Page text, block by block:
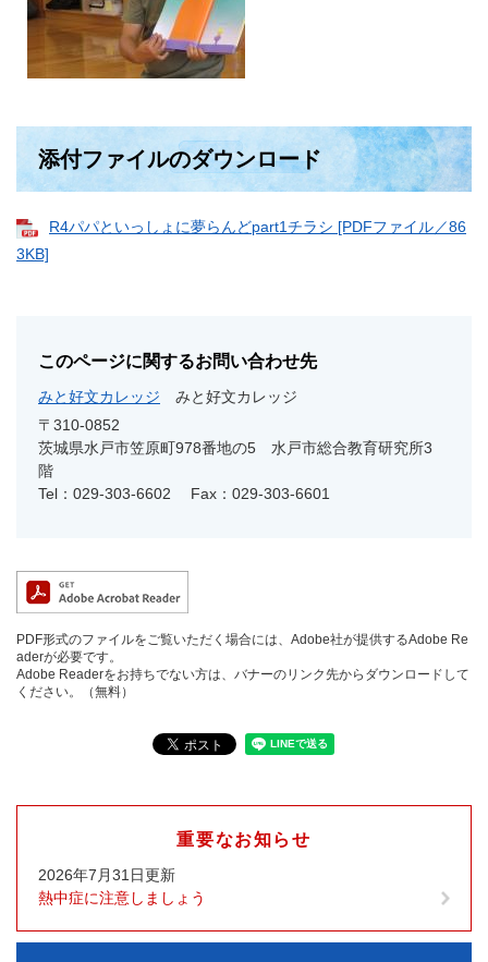
添付ファイルのダウンロード
R4パパといっしょに夢らんどpart1チラシ [PDFファイル／86
3KB]
このページに関するお問い合わせ先
みと好文カレッジ
みと好文カレッジ
〒310-0852
茨城県水戸市笠原町978番地の5 水戸市総合教育研究所3
階
Tel：029-303-6602
Fax：029-303-6601
PDF形式のファイルをご覧いただく場合には、Adobe社が提供するAdobe Re
aderが必要です。
Adobe Readerをお持ちでない方は、バナーのリンク先からダウンロードして
ください。（無料）
重要なお知らせ
2026年7月31日更新
熱中症に注意しましょう